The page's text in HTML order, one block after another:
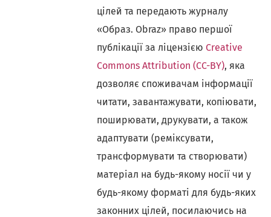
цілей та передають журналу
«Образ. Obraz» право першої
публікації за ліцензією Creative
Commons Attribution (СС-BY), яка
дозволяє споживачам інформації
читати, завантажувати, копіювати,
поширювати, друкувати, а також
адаптувати (реміксувати,
трансформувати та створювати)
матеріал на будь-якому носії чи у
будь-якому форматі для будь-яких
законних цілей, посилаючись на